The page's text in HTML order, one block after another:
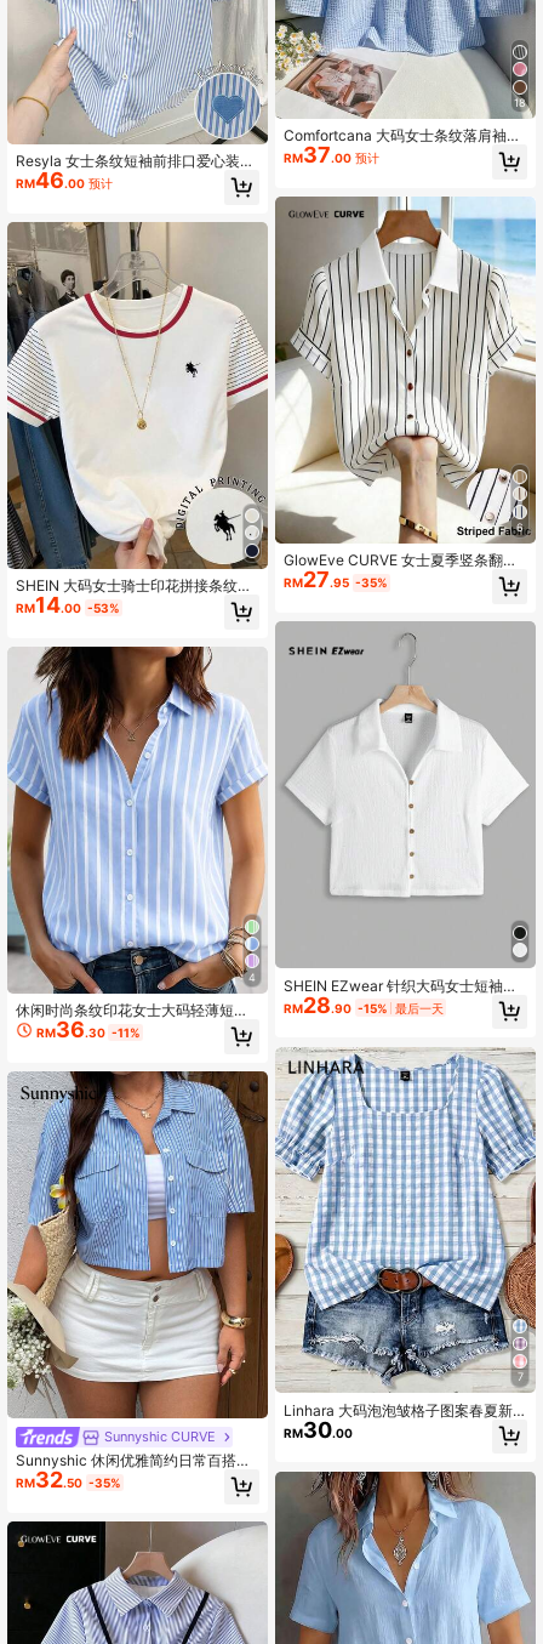
Resyla 女士条纹短袖前排口爱心装饰
夏季休闲衬衫
RM46.00 预计
SHEIN 大码女士骑士印花拼接条纹短
袖休闲圆领T恤
RM14.00 -53%
4
休闲时尚条纹印花女士大码轻薄短袖
衬衫开襟上衣
RM36.30 -11%
Sunnyshic CURVE
Sunnyshic 休闲优雅简约日常百搭通
勤法式学院真口袋蓝白上衣宽松显瘦
着遮肉短袖夏季开门襟扣子大码女士
RM32.50 -35%
18
Comfortcana 大码女士条纹落肩袖单
排扣休闲宽松衬衫
RM37.00 预计
6
GlowEve CURVE 女士夏季竖条翻领
金属扣通勤简约干练短袖衬衫 适用于
日常通勤 周末市集 轻商务约谈
RM27.95 -35%
SHEIN EZwear 针织大码女士短袖开
襟T恤
RM28.90 -15% 最后一天
7
Linhara 大码泡泡皱格子图案春夏新
款方领泡泡袖短袖休闲宽松度假日常
穿搭上衣女士衬衫
RM30.00